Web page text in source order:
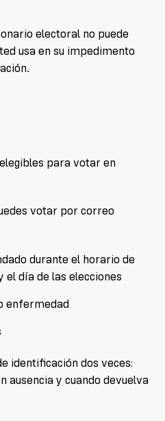
electoral no puede
usa en su impedimento
para votar en
votar por correo
durante el horario de
el día de las elecciones
enfermedad
identificación dos veces:
ausencia y cuando devuelva